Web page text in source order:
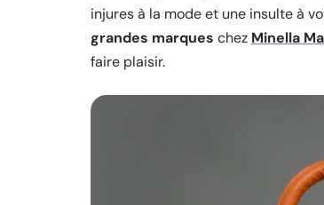
injures à la mode et une insulte à
grandes marques chez Minella
faire plaisir.